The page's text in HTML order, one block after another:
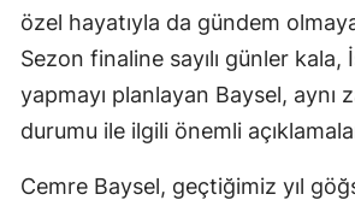
özel hayatıyla da gündem
Sezon finaline sayılı günler
yapmayı planlayan Baysel, aynı
durumu ile ilgili önemli
Cemre Baysel, geçtiğimiz yıl